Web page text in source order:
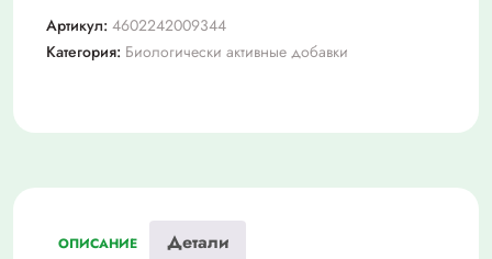
Артикул: 4602242009344
Категория: Биологически активные добавки
ОПИСАНИЕ Детали